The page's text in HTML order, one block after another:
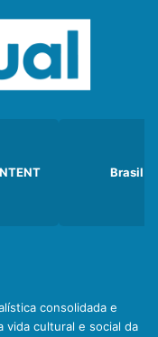
Brasil
consolidada e
vida cultural e social da